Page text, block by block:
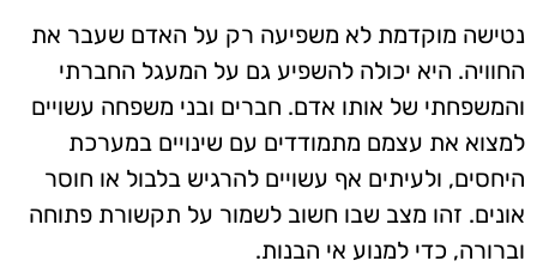
נטישה מוקדמת לא משפיעה רק על האדם שעבר את
החוויה. היא יכולה להשפיע גם על המעגל החברתי
והמשפחתי של אותו אדם. חברים ובני משפחה עשויים
למצוא את עצמם מתמודדים עם שינויים במערכת
היחסים, ולעיתים אף עשויים להרגיש בלבול או חוסר
אונים. זהו מצב שבו חשוב לשמור על תקשורת פתוחה
וברורה, כדי למנוע אי הבנות.